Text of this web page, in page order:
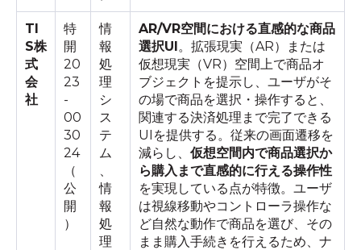
TI
S株
式
会
社
特
開
20
23
-
00
30
24
（
公
開
）
情
報
処
理
シ
ス
テ
ム
、
情
報
処
理
AR/VR空間における直感的な商品
選択UI。拡張現実（AR）または
仮想現実（VR）空間上で商品オ
ブジェクトを提示し、ユーザがそ
の場で商品を選択・操作すると、
関連する決済処理まで完了できる
UIを提供する。従来の画面遷移を
減らし、 仮想空間内で商品選択か
ら購入まで直感的に行える操作性
を実現している点が特徴。ユーザ
は視線移動やコントローラ操作な
ど自然な動作で商品を選び、その
まま購入手続きを行えるため、ナ